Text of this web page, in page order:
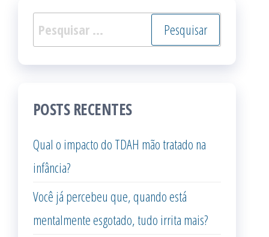
Pesquisar
por:
POSTS RECENTES
Qual o impacto do TDAH mão tratado na
infância?
Você já percebeu que, quando está
mentalmente esgotado, tudo irrita mais?